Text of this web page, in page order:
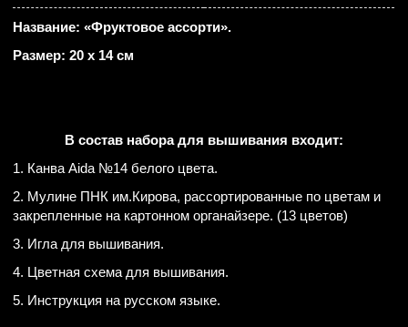
Название: «Фруктовое ассорти».
Размер: 20 х 14 см
В состав набора для вышивания входит:
1. Канва Aida №14 белого цвета.
2. Мулине ПНК им.Кирова, рассортированные по цветам и
закрепленные на картонном органайзере. (13 цветов)
3. Игла для вышивания.
4. Цветная схема для вышивания.
5. Инструкция на русском языке.